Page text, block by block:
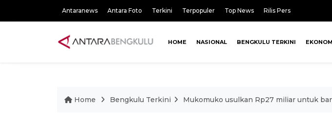
Antaranews Antara Foto Terkini Terpopuler Top News Rilis Pers
HOME NASIONAL BENGKULU TERKINI
Home Bengkulu Terkini Mukomuko usulkan Rp27 miliar untuk